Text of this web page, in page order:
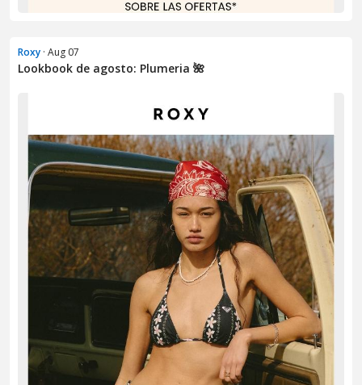
Roxy · Aug 07
Lookbook de agosto: Plumeria 🌺​